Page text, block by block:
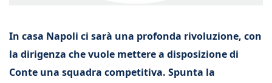
In casa Napoli ci sarà una profonda rivoluzione, con
la dirigenza che vuole mettere a disposizione di
Conte una squadra competitiva. Spunta la